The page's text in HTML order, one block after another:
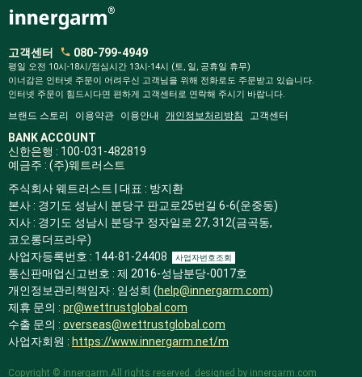
고객센터 080-799-4949
평일 오전 10시-18시/점심시간 13시-14시 (토, 일, 공휴일 휴무)
이너감은 인터넷 주문이 어려우신 고객님을 위해 전화로도 주문받고 있습니다.
인터넷 주문이 힘드시다면 편하게 고객센터로 연락해 주시기 바랍니다.
브랜드 스토리 이용약관 이용안내 개인정보처리방침 고객센터
BANK ACCOUNT
신한은행 : 100-031-482819
예금주 : (주)웨트러스트
주식회사 웨트러스트 | 대표 : 방지환
본사 : 경기도 성남시 분당구 판교로25번길 6-6(운중동)
지사 : 경기도 성남시 분당구 정자일로 27, 312(금곡동,
코오롱더프라우)
사업자등록번호 : 144-81-24408
사업자번호조회
통신판매업신고번호 : 제 2016-성남분당-0017호
개인정보관리책임자 : 임성희 (help@innergarm.com)
제휴 문의 : pr@wettrustglobal.com
수출 문의 : overseas@wettrustglobal.com
사업자회원 : https://www.innergarm.net/m
Copyright © innergarm.All rights reserved. designed by innergarm.com